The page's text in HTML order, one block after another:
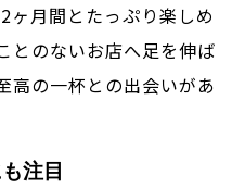
月間とたっぷり楽しめ
とのないお店へ足を伸ば
高の一杯との出会いがあ
注目